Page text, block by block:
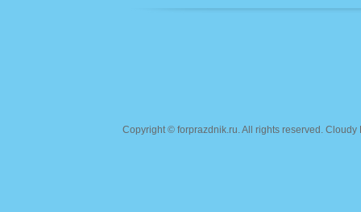
Copyright © forprazdnik.ru. All rights reserved.